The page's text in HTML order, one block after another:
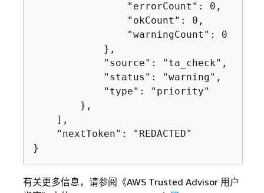
                "errorCount": 0,
                "okCount": 0,
                "warningCount": 0
            },
            "source": "ta_check",
            "status": "warning",
            "type": "priority"
        },
    ],
    "nextToken": "REDACTED"
}
有关更多信息，请参阅《AWS Trusted Advisor 用户